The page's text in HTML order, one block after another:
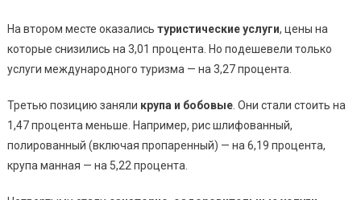
На втором месте оказались туристические услуги, цены на
которые снизились на 3,01 процента. Но подешевели только
услуги международного туризма — на 3,27 процента.
Третью позицию заняли крупа и бобовые. Они стали стоить на
1,47 процента меньше. Например, рис шлифованный,
полированный (включая пропаренный) — на 6,19 процента,
крупа манная — на 5,22 процента.